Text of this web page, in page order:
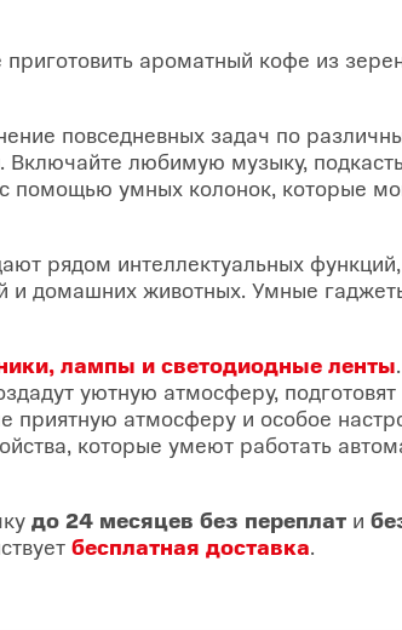
ароматный кофе из
повседневных задач по
. Включайте любимую музыку,
умных колонок, которые
рядом интеллектуальных функций,
и домашних животных. Умные
лампы и светодиодные ленты.
уютную атмосферу, подготовят
приятную атмосферу и особое
которые умеют работать
до 24 месяцев без переплат и
бесплатная доставка.